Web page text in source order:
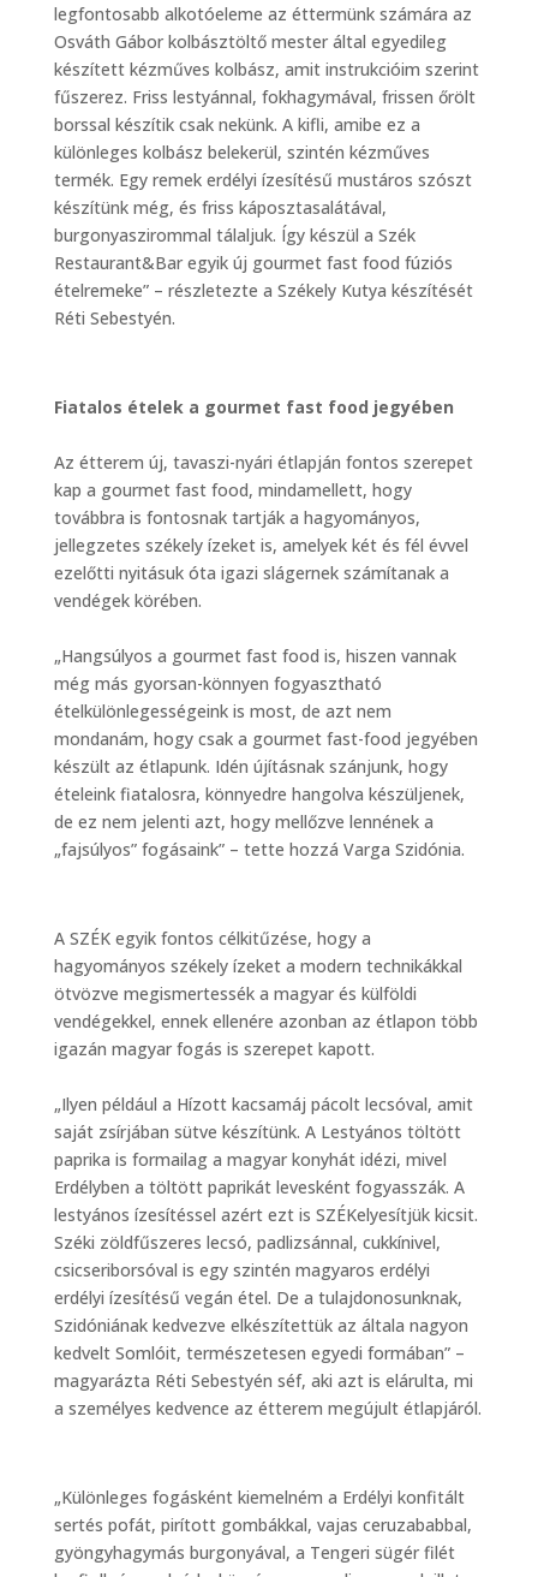
legfontosabb alkotóeleme az éttermünk számára az
Osváth Gábor kolbásztöltő mester által egyedileg
készített kézműves kolbász, amit instrukcióim szerint
fűszerez. Friss lestyánnal, fokhagymával, frissen őrölt
borssal készítik csak nekünk. A kifli, amibe ez a
különleges kolbász belekerül, szintén kézműves
termék. Egy remek erdélyi ízesítésű mustáros szószt
készítünk még, és friss káposztasalátával,
burgonyaszirommal tálaljuk. Így készül a Szék
Restaurant&Bar egyik új gourmet fast food fúziós
ételremeke” – részletezte a Székely Kutya készítését
Réti Sebestyén.
Fiatalos ételek a gourmet fast food jegyében
Az étterem új, tavaszi-nyári étlapján fontos szerepet
kap a gourmet fast food, mindamellett, hogy
továbbra is fontosnak tartják a hagyományos,
jellegzetes székely ízeket is, amelyek két és fél évvel
ezelőtti nyitásuk óta igazi slágernek számítanak a
vendégek körében.
„Hangsúlyos a gourmet fast food is, hiszen vannak
még más gyorsan-könnyen fogyasztható
ételkülönlegességeink is most, de azt nem
mondanám, hogy csak a gourmet fast-food jegyében
készült az étlapunk. Idén újításnak szánjunk, hogy
ételeink fiatalosra, könnyedre hangolva készüljenek,
de ez nem jelenti azt, hogy mellőzve lennének a
„fajsúlyos” fogásaink” – tette hozzá Varga Szidónia.
A SZÉK egyik fontos célkitűzése, hogy a
hagyományos székely ízeket a modern technikákkal
ötvözve megismertessék a magyar és külföldi
vendégekkel, ennek ellenére azonban az étlapon több
igazán magyar fogás is szerepet kapott.
„Ilyen például a Hízott kacsamáj pácolt lecsóval, amit
saját zsírjában sütve készítünk. A Lestyános töltött
paprika is formailag a magyar konyhát idézi, mivel
Erdélyben a töltött paprikát levesként fogyasszák. A
lestyános ízesítéssel azért ezt is SZÉKelyesítjük kicsit.
Széki zöldfűszeres lecsó, padlizsánnal, cukkínivel,
csicseriborsóval is egy szintén magyaros erdélyi
erdélyi ízesítésű vegán étel. De a tulajdonosunknak,
Szidóniának kedvezve elkészítettük az általa nagyon
kedvelt Somlóit, természetesen egyedi formában” –
magyarázta Réti Sebestyén séf, aki azt is elárulta, mi
a személyes kedvence az étterem megújult étlapjáról.
„Különleges fogásként kiemelném a Erdélyi konfitált
sertés pofát, pirított gombákkal, vajas ceruzababbal,
gyöngyhagymás burgonyával, a Tengeri sügér filét